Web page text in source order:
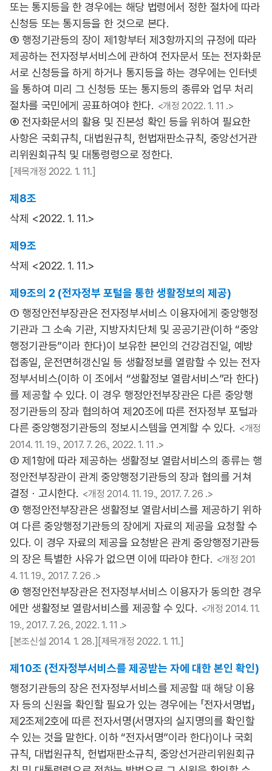
또는 통지등을 한 경우에는 해당 법령에서 정한 절차에 따라
신청등 또는 통지등을 한 것으로 본다.
⑤ 행정기관등의 장이 제1항부터 제3항까지의 규정에 따라
제공하는 전자정부서비스에 관하여 전자문서 또는 전자화문
서로 신청등을 하게 하거나 통지등을 하는 경우에는 인터넷
을 통하여 미리 그 신청등 또는 통지등의 종류와 업무 처리
절차를 국민에게 공표하여야 한다. <개정 2022. 1. 11 .>
⑥ 전자화문서의 활용 및 진본성 확인 등을 위하여 필요한
사항은 국회규칙, 대법원규칙, 헌법재판소규칙, 중앙선거관
리위원회규칙 및 대통령령으로 정한다.
[제목개정 2022. 1. 11.]
제8조
삭제 <2022. 1. 11.>
제9조
삭제 <2022. 1. 11.>
제9조의 2 (전자정부 포털을 통한 생활정보의 제공)
① 행정안전부장관은 전자정부서비스 이용자에게 중앙행정
기관과 그 소속 기관, 지방자치단체 및 공공기관(이하 “중앙
행정기관등”이라 한다)이 보유한 본인의 건강검진일, 예방
접종일, 운전면허갱신일 등 생활정보를 열람할 수 있는 전자
정부서비스(이하 이 조에서 “생활정보 열람서비스”라 한다)
를 제공할 수 있다. 이 경우 행정안전부장관은 다른 중앙행
정기관등의 장과 협의하여 제20조에 따른 전자정부 포털과
다른 중앙행정기관등의 정보시스템을 연계할 수 있다. <개정
2014. 11. 19., 2017. 7. 26., 2022. 1. 11 .>
② 제1항에 따라 제공하는 생활정보 열람서비스의 종류는 행
정안전부장관이 관계 중앙행정기관등의 장과 협의를 거쳐
결정ㆍ고시한다. <개정 2014. 11. 19., 2017. 7. 26 .>
③ 행정안전부장관은 생활정보 열람서비스를 제공하기 위하
여 다른 중앙행정기관등의 장에게 자료의 제공을 요청할 수
있다. 이 경우 자료의 제공을 요청받은 관계 중앙행정기관등
의 장은 특별한 사유가 없으면 이에 따라야 한다. <개정 201
4. 11. 19., 2017. 7. 26 .>
④ 행정안전부장관은 전자정부서비스 이용자가 동의한 경우
에만 생활정보 열람서비스를 제공할 수 있다. <개정 2014. 11.
19., 2017. 7. 26., 2022. 1. 11 .>
[본조신설 2014. 1. 28.][제목개정 2022. 1. 11.]
제10조 (전자정부서비스를 제공받는 자에 대한 본인 확인)
행정기관등의 장은 전자정부서비스를 제공할 때 해당 이용
자 등의 신원을 확인할 필요가 있는 경우에는 「전자서명법」
제2조제2호에 따른 전자서명(서명자의 실지명의를 확인할
수 있는 것을 말한다. 이하 “전자서명”이라 한다)이나 국회
규칙, 대법원규칙, 헌법재판소규칙, 중앙선거관리위원회규